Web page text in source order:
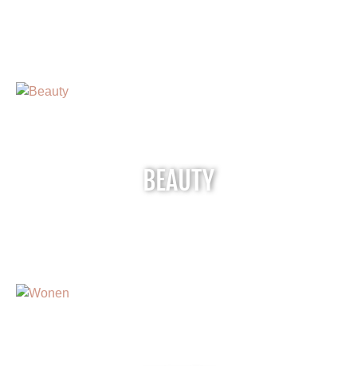
BEAUTY